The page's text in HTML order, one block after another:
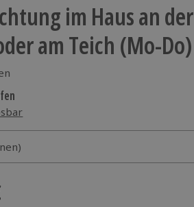
im Haus an der
am Teich (Mo-Do)